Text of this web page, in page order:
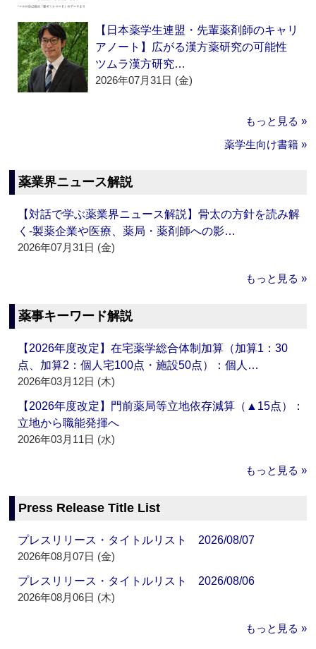
【日本薬学生連盟・先輩薬剤師のキャリ
アノート】広がる漢方薬研究の可能性
ツムラ漢方研究…
2026年07月31日 (金)
もっと見る »
薬学生向け書籍 »
薬業界ニュース解説
【対話で学ぶ薬業界ニュース解説】骨太の方針を読み解
く‐製薬企業や医療、薬局・薬剤師への影…
2026年07月31日 (金)
もっと見る »
薬事キーワード解説
【2026年度改定】在宅薬学総合体制加算（加算1：30
点、加算2：個人宅100点・施設50点）：個人…
2026年03月12日 (木)
【2026年度改定】門前薬局等立地依存減算（▲15点）：
立地から職能発揮へ
2026年03月11日 (水)
もっと見る »
Press Release Title List
プレスリリース・タイトルリスト 2026/08/07
2026年08月07日 (金)
プレスリリース・タイトルリスト 2026/08/06
2026年08月06日 (木)
もっと見る »